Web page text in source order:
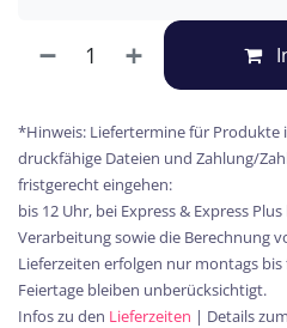
*Hinweis: Liefertermine für Produkte
druckfähige Dateien und Zahlung/
fristgerecht eingehen:
bis 12 Uhr, bei Express & Express
Verarbeitung sowie die Berechnung
Lieferzeiten erfolgen nur montags
Feiertage bleiben unberücksichtigt.
Infos zu den Lieferzeiten | Details zum